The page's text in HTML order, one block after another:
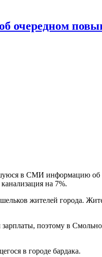
об очередном
в СМИ информацию
на 7%.
жителей города.
поэтому в
в городе бардака.